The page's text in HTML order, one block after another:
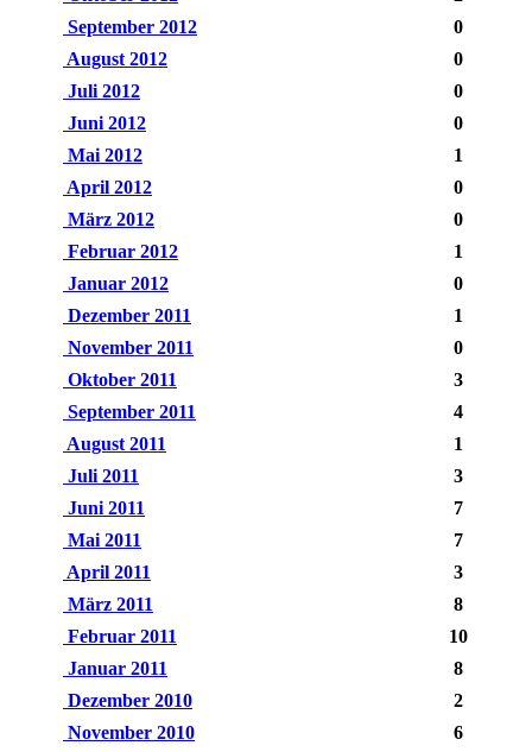
September 2012
0
August 2012
0
Juli 2012
0
Juni 2012
0
Mai 2012
1
April 2012
0
März 2012
0
Februar 2012
1
Januar 2012
0
Dezember 2011
1
November 2011
0
Oktober 2011
3
September 2011
4
August 2011
1
Juli 2011
3
Juni 2011
7
Mai 2011
7
April 2011
3
März 2011
8
Februar 2011
10
Januar 2011
8
Dezember 2010
2
November 2010
6